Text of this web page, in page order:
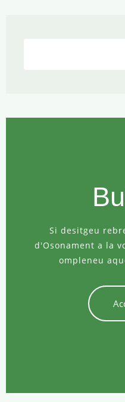
Si desitgeu
d'Osonament a la
ompleneu